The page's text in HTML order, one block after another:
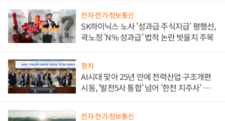
전자·전기·정보통신
SK하이닉스 노사 '성과급 주식지급' 평행선,
곽노정 'N% 성과급' 법적 논란 벗을지 주목
정치
AI시대 맞아 25년 만에 전력산업 구조개편
시동, '발전5사 통합' 넘어 '한전 지주사' 재편
전자·전기·정보통신